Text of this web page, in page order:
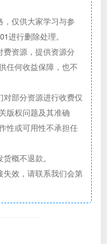
仅供大家学习与参
进行删除处理。
费资源，提供资源分
任何收益保障，也不
部分资源进行收费仅
版权问题及其准确
性或可用性不承担任
概不退款。
效，请联系我们会第